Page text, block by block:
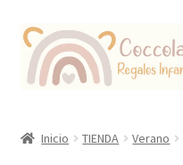
Ir
la
Ir
contenido
Inicio TIENDA Verano